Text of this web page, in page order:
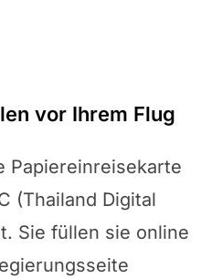
vor Ihrem Flug
Papiereinreisekarte
(Thailand Digital
Sie füllen sie online